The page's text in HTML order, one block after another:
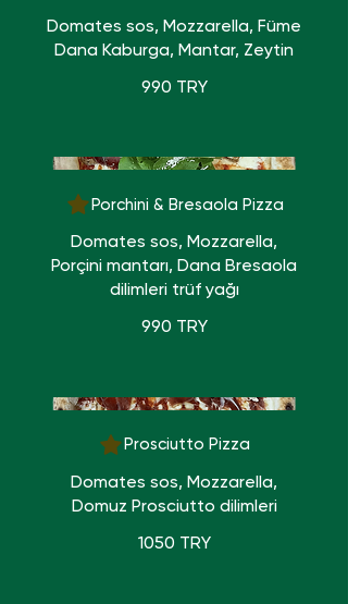
Domates sos, Mozzarella, Füme
Dana Kaburga, Mantar, Zeytin
990 TRY
Porchini & Bresaola Pizza
Domates sos, Mozzarella,
Porçini mantarı, Dana Bresaola
dilimleri trüf yağı
990 TRY
Prosciutto Pizza
Domates sos, Mozzarella,
Domuz Prosciutto dilimleri
1050 TRY